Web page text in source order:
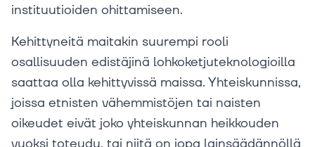
instituutioiden ohittamiseen.
Kehittyneitä maitakin suurempi rooli
osallisuuden edistäjinä lohkoketjuteknologioilla
saattaa olla kehittyvissä maissa. Yhteiskunnissa,
joissa etnisten vähemmistöjen tai naisten
oikeudet eivät joko yhteiskunnan heikkouden